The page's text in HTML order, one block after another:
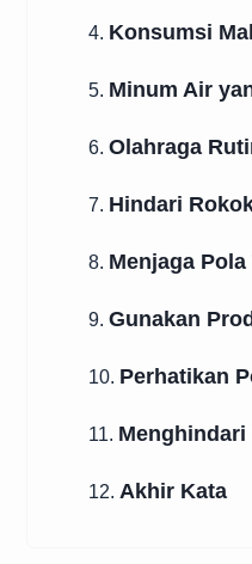
4. Konsumsi
5. Minum Air
6. Olahraga
7. Hindari
8. Menjaga
9. Gunakan
10. Perhatikan
11. Menghindari
12. Akhir Kata